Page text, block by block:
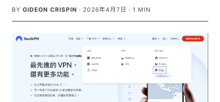
BY GIDEON CRISPIN · 2026年4月7日 · 1 MIN